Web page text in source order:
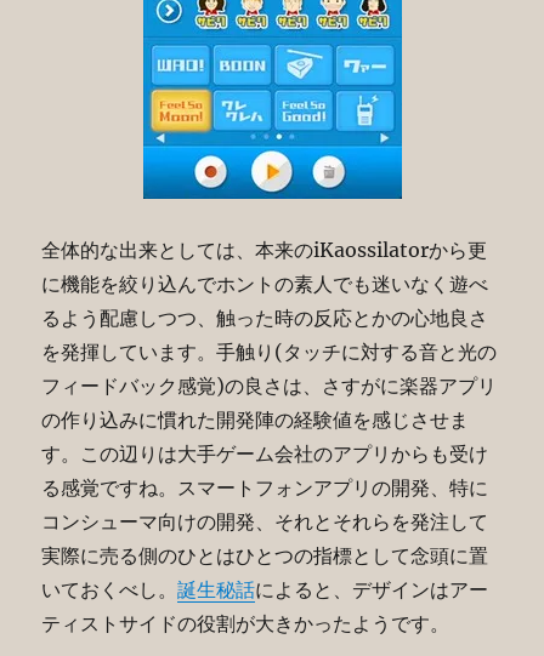
全体的な出来としては、本来のiKaossilatorから更
に機能を絞り込んでホントの素人でも迷いなく遊べ
るよう配慮しつつ、触った時の反応とかの心地良さ
を発揮しています。手触り(タッチに対する音と光の
フィードバック感覚)の良さは、さすがに楽器アプリ
の作り込みに慣れた開発陣の経験値を感じさせま
す。この辺りは大手ゲーム会社のアプリからも受け
る感覚ですね。スマートフォンアプリの開発、特に
コンシューマ向けの開発、それとそれらを発注して
実際に売る側のひとはひとつの指標として念頭に置
いておくべし。誕生秘話によると、デザインはアー
ティストサイドの役割が大きかったようです。